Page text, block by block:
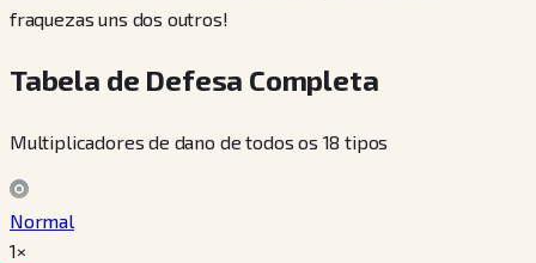
fraquezas uns dos outros!
Tabela de Defesa Completa
Multiplicadores de dano de todos os 18 tipos
Normal
1×